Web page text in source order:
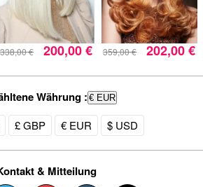
338,00 € 200,00 € 359,00 € 202,00 €
Währung :€ EUR
£ GBP € EUR $ USD
& Mitteilung